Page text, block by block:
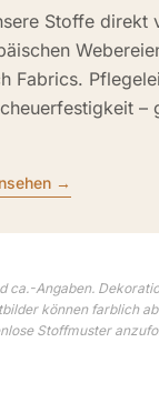
Stoffe direkt
Fabrics.
–
→
ca.-Angaben.
können farblich
Stoffmuster